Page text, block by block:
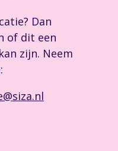
Dan
of dit een
zijn. Neem